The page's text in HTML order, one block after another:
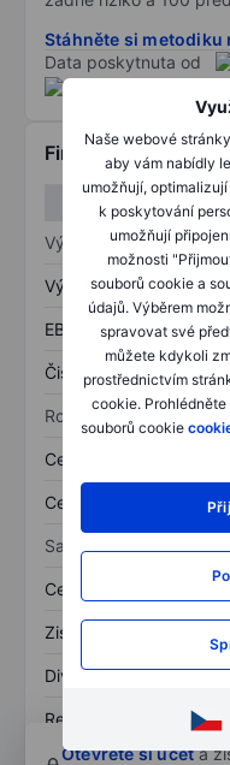
Naše webové
aby vám nabídly
umožňují,
k poskytování
umožňují
možnosti
souborů cookie a
údajů. Výběrem
spravovat své
můžete kdykoli
prostřednictvím
cookie.
souborů cookie
Stáhněte si metodiku
Data poskytnuta od
Finanční informace
Výkaz zisku a ztráty
Výnos
EBITDA
Čistý příjem
Rozvaha
Celková aktiva
Celkový dluh
Sazby
Cena/tržby
Zisk na akcii
Dividenda na akcii
Rentabilita kapitálu
Otevřete si účeta